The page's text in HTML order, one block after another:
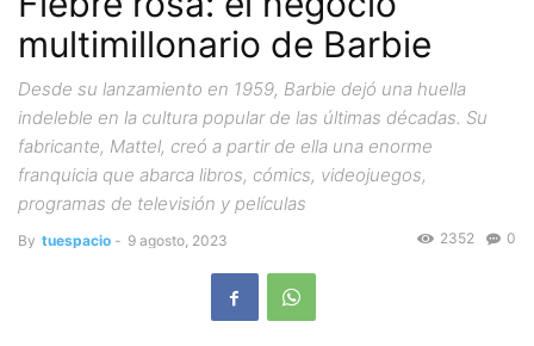
multimillonario de Barbie
Desde su lanzamiento en 1959, Barbie dejó una huella
indeleble en la cultura popular de las últimas décadas. Su
fabricante, Mattel, creó a partir de ella una enorme
franquicia que abarca libros, cómics, videojuegos,
programas de televisión y películas
By tuespacio - 9 agosto, 2023 0
2352